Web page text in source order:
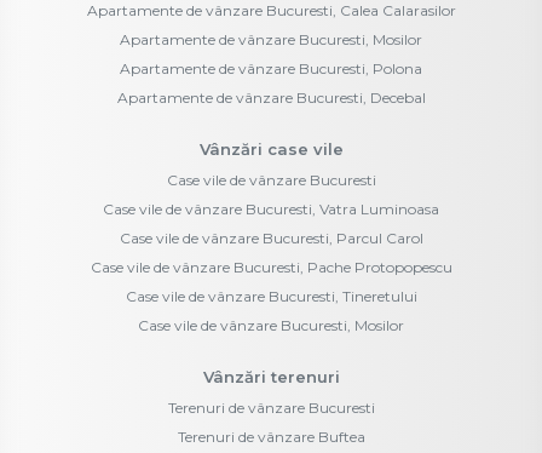
Apartamente de vânzare Bucuresti, Calea Calarasilor
Apartamente de vânzare Bucuresti, Mosilor
Apartamente de vânzare Bucuresti, Polona
Apartamente de vânzare Bucuresti, Decebal
Vânzări case vile
Case vile de vânzare Bucuresti
Case vile de vânzare Bucuresti, Vatra Luminoasa
Case vile de vânzare Bucuresti, Parcul Carol
Case vile de vânzare Bucuresti, Pache Protopopescu
Case vile de vânzare Bucuresti, Tineretului
Case vile de vânzare Bucuresti, Mosilor
Vânzări terenuri
Terenuri de vânzare Bucuresti
Terenuri de vânzare Buftea